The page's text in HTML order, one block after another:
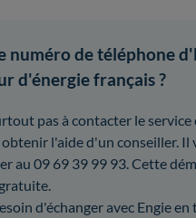
numéro de téléphone
d'énergie français ?
pas à contacter le service
l'aide d'un conseiller. Il
au 09 69 39 99 93. Cette
d'échanger avec Engie